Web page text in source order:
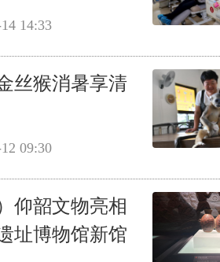
14:33
丝猴消暑享清
09:30
仰韶文物亮相
址博物馆新馆